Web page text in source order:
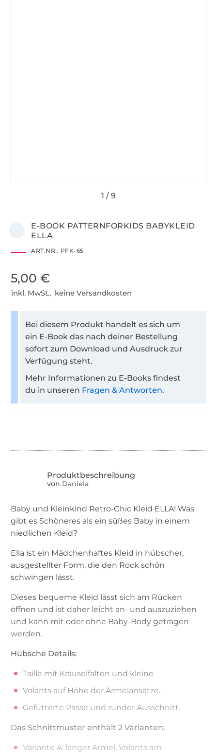
E-BOOK PATTERNFORKIDS BABYKLEID
ELLA
ART.NR.: PFK-65
5,00 €
inkl. MwSt., keine Versandkosten
Bei diesem Produkt handelt es sich um
ein E-Book das nach deiner Bestellung
sofort zum Download und Ausdruck zur
Verfügung steht.
Mehr Informationen zu E-Books findest
du in unseren Fragen & Antworten.
von Daniela
Baby und Kleinkind Retro-Chic Kleid ELLA! Was
gibt es Schöneres als ein süßes Baby in einem
niedlichen Kleid?
Ella ist ein Mädchenhaftes Kleid in hübscher,
ausgestellter Form, die den Rock schön
schwingen lässt.
Dieses bequeme Kleid lässt sich am Rücken
öffnen und ist daher leicht an- und auszuziehen
und kann mit oder ohne Baby-Body getragen
werden.
Hübsche Details:
Taille mit Kräuselfalten und kleine
Volants auf Höhe der Ärmelansätze.
Gefütterte Passe und runder Ausschnitt.
Das Schnittmuster enthält 2 Varianten:
Variante A: langer Ärmel, Volants am